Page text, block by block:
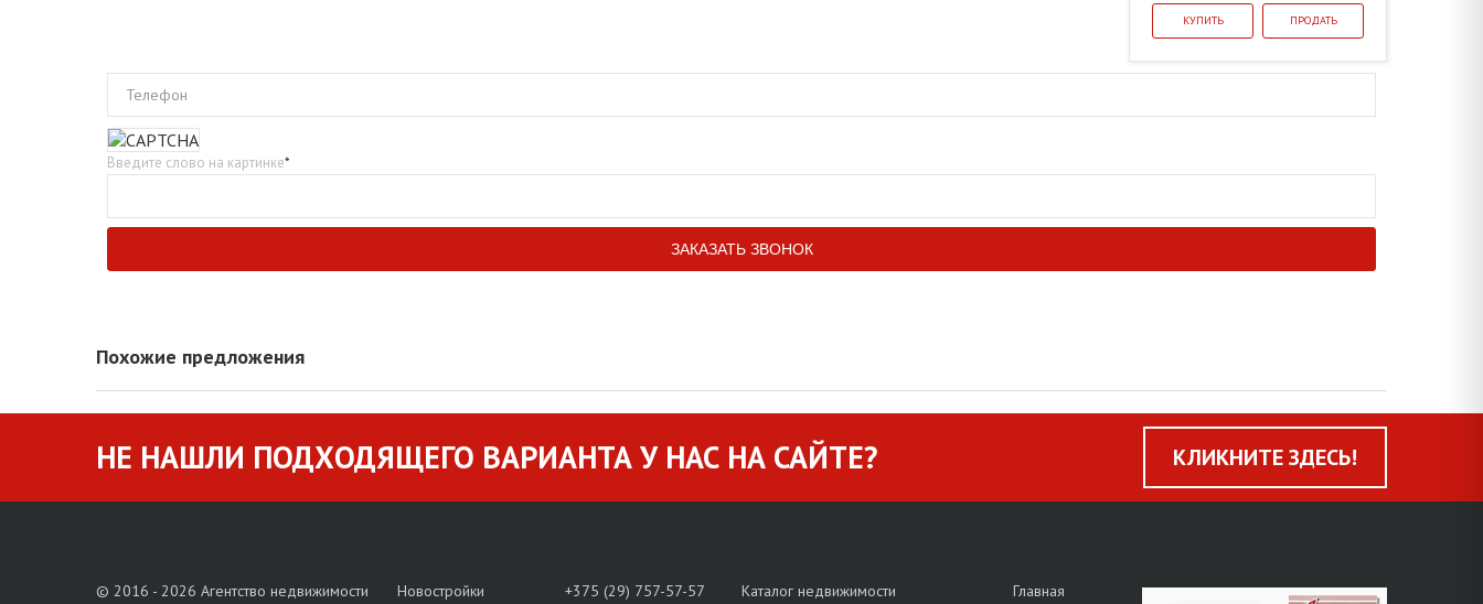
КУПИТЬ ПРОДАТЬ
Телефон
Введите слово на картинке*
Похожие предложения
НЕ НАШЛИ ПОДХОДЯЩЕГО ВАРИАНТА У НАС НА САЙТЕ? КЛИКНИТЕ ЗДЕСЬ!
© 2016 - 2026 Агентство недвижимости Новостройки
+375 (29) 757-57-57
Каталог недвижимости Главная